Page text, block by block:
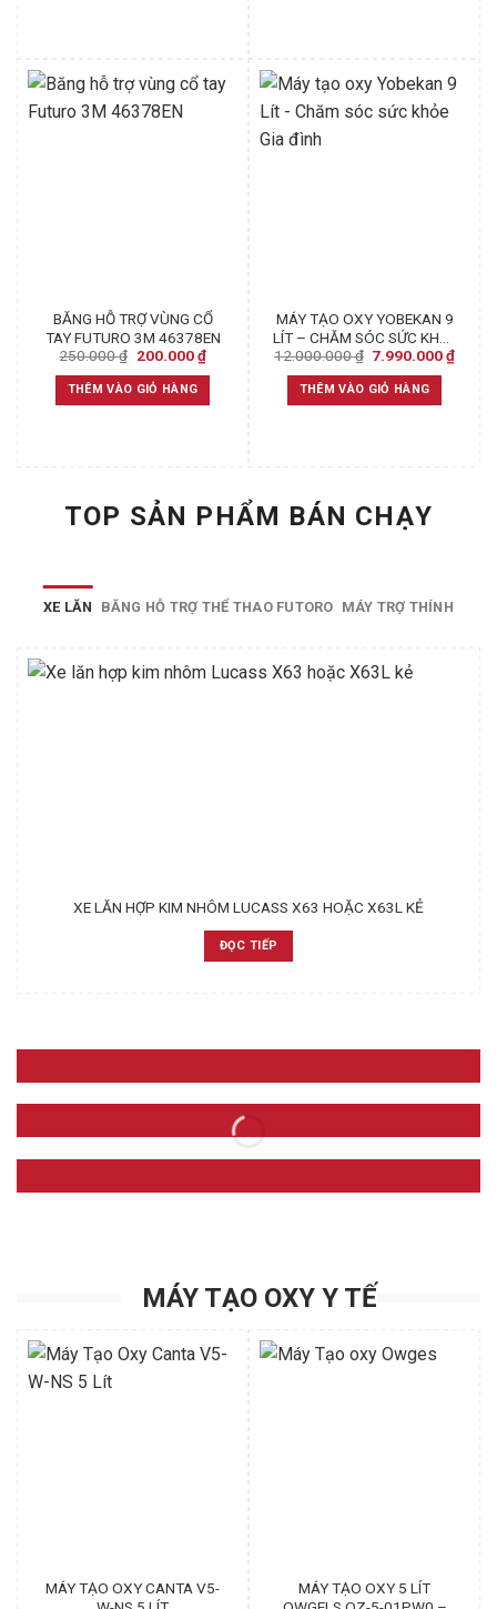
BĂNG HỖ TRỢ VÙNG CỔ
TAY FUTURO 3M 46378EN
250.000₫ Original
was:
250.000 ₫.
200.000₫Current
price
THÊM VÀO GIỎ HÀNG
MÁY TẠO OXY YOBEKAN 9
LÍT – CHĂM SÓC SỨC KHỎE
GIA ĐÌNH
12.000.000₫ Original
was:
12.000.000 ₫.
7.990.000₫
THÊM VÀO GIỎ HÀNG
TOP SẢN PHẨM BÁN CHẠY
XE LĂN BĂNG HỖ TRỢ THỂ THAO FUTORO MÁY TRỢ THÍNH
XE LĂN HỢP KIM NHÔM LUCASS X63 HOẶC X63L KẺ
ĐỌC TIẾP
MÁY TẠO OXY Y TẾ
MÁY TẠO OXY CANTA V5-
MÁY TẠO OXY 5 LÍT